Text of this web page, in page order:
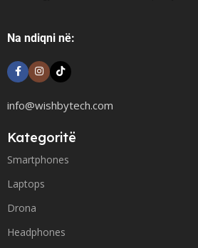
Na ndiqni në:
info@wishbytech.com
Kategoritë
Smartphones
Laptops
Drona
Headphones